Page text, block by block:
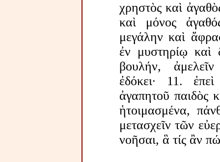
χρηστὸς καὶ
καὶ μόνος
μεγάλην καὶ
ἐν μυστηρίῳ καὶ
βουλήν,
ἐδόκει· 11.
ἀγαπητοῦ παιδὸς
ἡτοιμασμένα,
μετασχεῖν τῶν
νοῆσαι, ἃ τίς ἂν